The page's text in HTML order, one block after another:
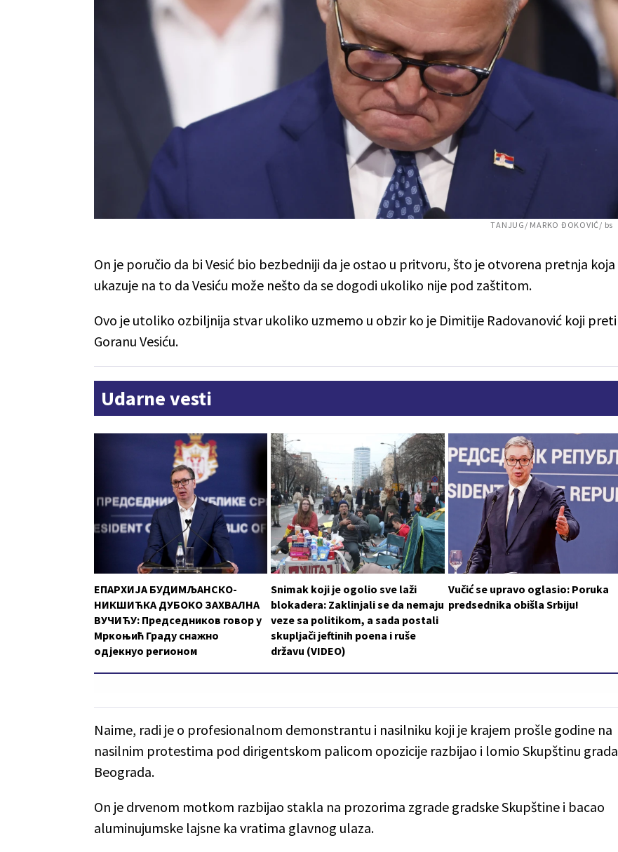
TANJUG/ MARKO ĐOKOVIĆ/ bs
On je poručio da bi Vesić bio bezbedniji da je ostao u pritvoru, što je otvorena pretnja koja
ukazuje na to da Vesiću može nešto da se dogodi ukoliko nije pod zaštitom.
Ovo je utoliko ozbiljnija stvar ukoliko uzmemo u obzir ko je Dimitije Radovanović koji preti
Goranu Vesiću.
Udarne vesti
ЕПАРХИЈА БУДИМЉАНСКО-
НИКШИЋКА ДУБОКО ЗАХВАЛНА
ВУЧИЋУ: Председников говор у
Мркоњић Граду снажно
одјекнуо регионом
Snimak koji je ogolio sve laži
blokadera: Zaklinjali se da nemaju
veze sa politikom, a sada postali
skupljači jeftinih poena i ruše
državu (VIDEO)
Vučić se upravo oglasio: Poruka
predsednika obišla Srbiju!
Naime, radi je o profesionalnom demonstrantu i nasilniku koji je krajem prošle godine na
nasilnim protestima pod dirigentskom palicom opozicije razbijao i lomio Skupštinu grada
Beograda.
On je drvenom motkom razbijao stakla na prozorima zgrade gradske Skupštine i bacao
aluminujumske lajsne ka vratima glavnog ulaza.